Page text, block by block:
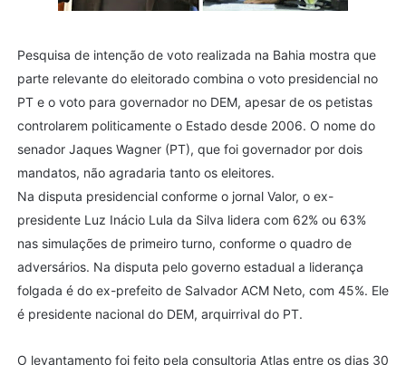
Pesquisa de intenção de voto realizada na Bahia mostra que
parte relevante do eleitorado combina o voto presidencial no
PT e o voto para governador no DEM, apesar de os petistas
controlarem politicamente o Estado desde 2006. O nome do
senador Jaques Wagner (PT), que foi governador por dois
mandatos, não agradaria tanto os eleitores.
Na disputa presidencial conforme o jornal Valor, o ex-
presidente Luz Inácio Lula da Silva lidera com 62% ou 63%
nas simulações de primeiro turno, conforme o quadro de
adversários. Na disputa pelo governo estadual a liderança
folgada é do ex-prefeito de Salvador ACM Neto, com 45%. Ele
é presidente nacional do DEM, arquirrival do PT.
O levantamento foi feito pela consultoria Atlas entre os dias 30